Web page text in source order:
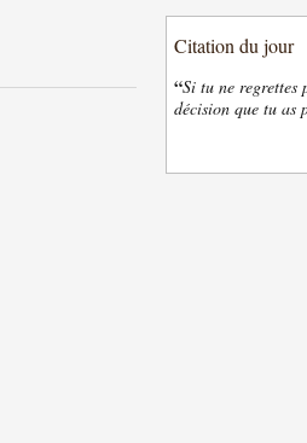
Citation du jour
“Si tu ne regrettes
décision que tu as